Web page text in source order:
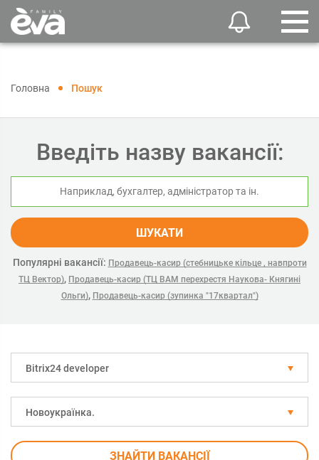
Головна Пошук
Введіть назву вакансії:
ШУКАТИ
Популярні вакансії: Продавець-касир (стебницьке кільце , навпроти
ТЦ Вектор), Продавець-касир (ТЦ ВАМ перехрестя Наукова- Княгині
Ольги), Продавець-касир (зупинка "17квартал")
Bitrix24 developer
Новоукраїнка.
ЗНАЙТИ ВАКАНСІЇ